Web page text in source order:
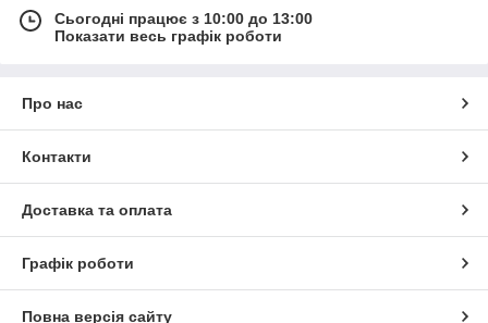
Сьогодні працює з 10:00 до 13:00
Показати весь графік роботи
Про нас
Контакти
Доставка та оплата
Графік роботи
Повна версія сайту